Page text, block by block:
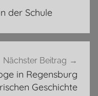
der Schule
Nächster Beitrag
in Regensburg
Geschichte